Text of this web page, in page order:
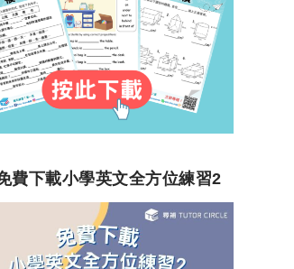
費下載小學英文全方位練習2